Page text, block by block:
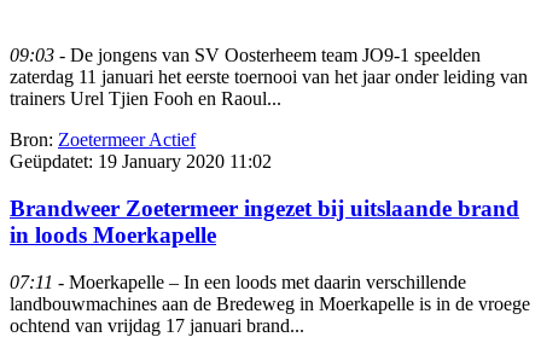
09:03 - De jongens van SV Oosterheem team JO9-1 speelden
zaterdag 11 januari het eerste toernooi van het jaar onder leiding van
trainers Urel Tjien Fooh en Raoul...
Bron: Zoetermeer Actief
Geüpdatet: 19 January 2020 11:02
Brandweer Zoetermeer ingezet bij uitslaande brand
in loods Moerkapelle
07:11 - Moerkapelle – In een loods met daarin verschillende
landbouwmachines aan de Bredeweg in Moerkapelle is in de vroege
ochtend van vrijdag 17 januari brand...